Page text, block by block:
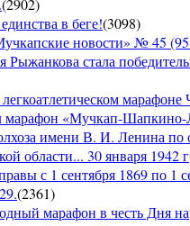
(2902)
в беге!(3098)
новости» № 45
стала
марафоне
марафон «Мучкап-
имени В. И. Ленина
области... 30 января 1942 г
с 1 сентября 1869 по 1
(2361)
марафон в честь Дня